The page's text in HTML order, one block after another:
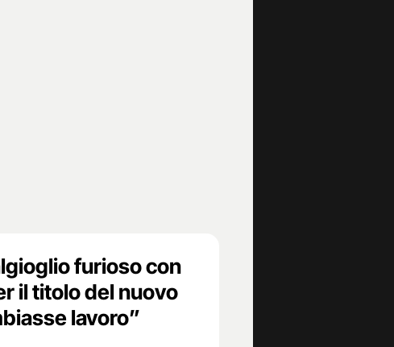
furioso con
il titolo del nuovo
lavoro”